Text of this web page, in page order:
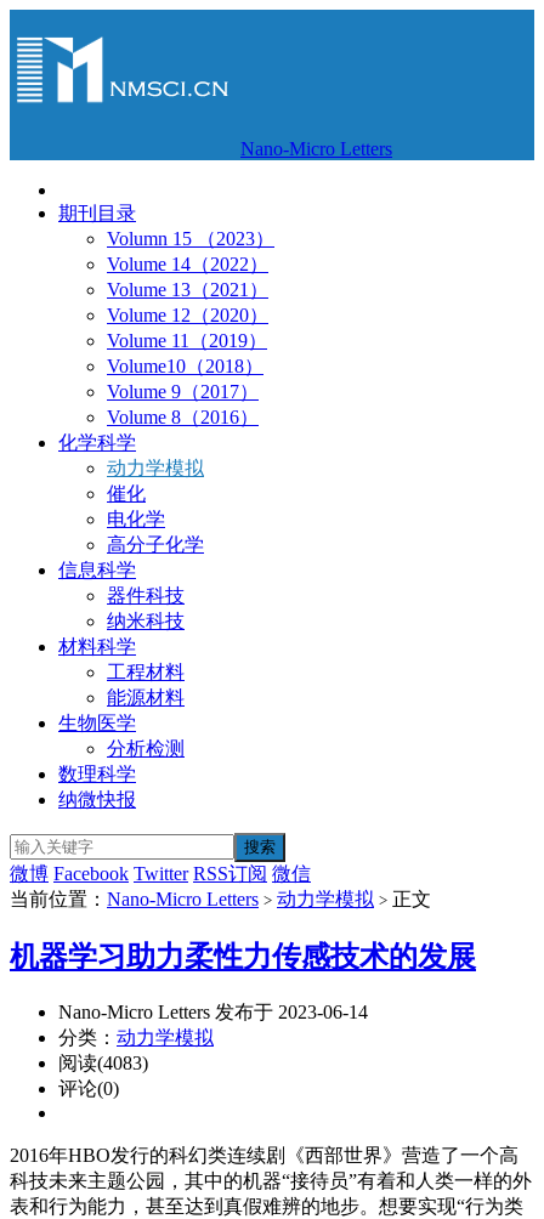
Nano-Micro Letters
期刊目录
Volumn 15 （2023）
Volume 14（2022）
Volume 13（2021）
Volume 12（2020）
Volume 11（2019）
Volume10（2018）
Volume 9（2017）
Volume 8（2016）
化学科学
动力学模拟
催化
电化学
高分子化学
信息科学
器件科技
纳米科技
材料科学
工程材料
能源材料
生物医学
分析检测
数理科学
纳微快报
微博 Facebook Twitter RSS订阅 微信
当前位置： Nano-Micro Letters > 动力学模拟 > 正文
机器学习助力柔性力传感技术的发展
Nano-Micro Letters 发布于 2023-06-14
分类： 动力学模拟
阅读(4083)
评论(0)
2016年HBO发行的科幻类连续剧《西部世界》营造了一个高
科技未来主题公园，其中的机器“接待员”有着和人类一样的外
表和行为能力，甚至达到真假难辨的地步。想要实现“行为类